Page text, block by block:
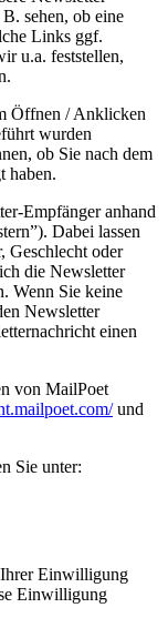
sehen, ob eine
Links ggf.
u.a. feststellen,
Öffnen / Anklicken
wurden
ob Sie nach dem
haben.
Empfänger anhand
Dabei lassen
Geschlecht oder
die Newsletter
Wenn Sie keine
Newsletter
einen
von MailPoet
und
Sie unter:
Einwilligung
Einwilligung